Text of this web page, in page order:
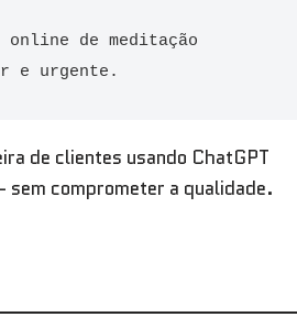
online de meditação
e urgente.
de clientes usando ChatGPT
comprometer a qualidade.